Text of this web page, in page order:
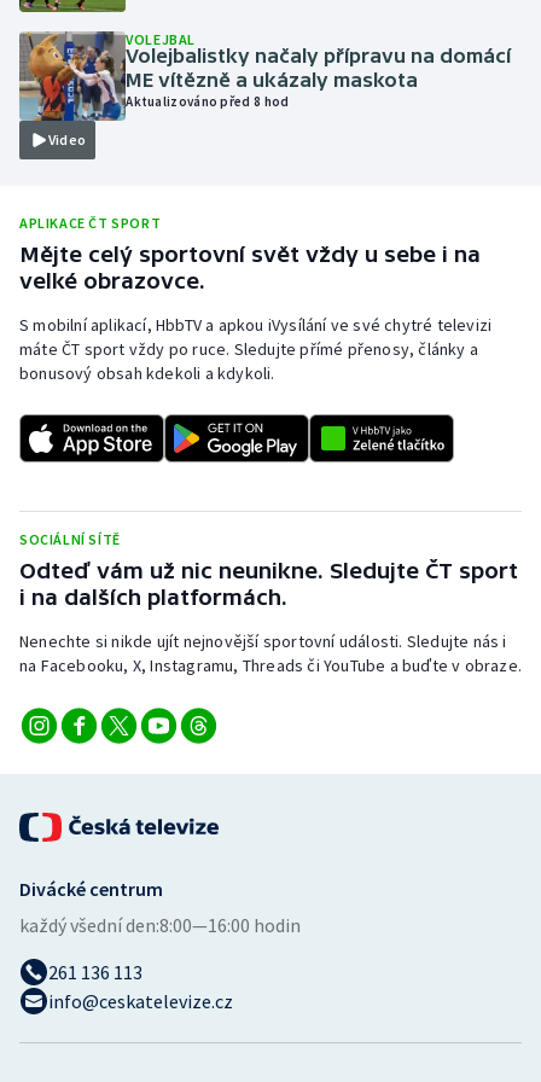
Olympijské hry
Parasport
Plavání
Plážový volejbal
Ragby
Rychlobruslení
Rychlostní kanoistika
Short track
Stolní tenis
Veslování
Vodní slalom
Ostatní
Video
VOLEJBAL
Volejbalistky načaly přípravu na domácí
ME vítězně a ukázaly maskota
Aktualizováno před 8 hod
APLIKACE ČT SPORT
Mějte celý sportovní svět vždy u sebe i na
velké obrazovce.
S mobilní aplikací, HbbTV a apkou iVysílání ve své chytré televizi
máte ČT sport vždy po ruce. Sledujte přímé přenosy, články a
bonusový obsah kdekoli a kdykoli.
SOCIÁLNÍ SÍTĚ
Odteď vám už nic neunikne. Sledujte ČT sport
i na dalších platformách.
Nenechte si nikde ujít nejnovější sportovní události. Sledujte nás i
na Facebooku, X, Instagramu, Threads či YouTube a buďte v obraze.
Divácké centrum
každý všední den:8:00—16:00 hodin
261 136 113
info@ceskatelevize.cz